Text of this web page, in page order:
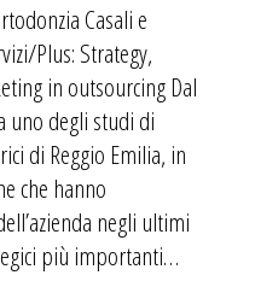
Casali e
Plus: Strategy,
in outsourcing Dal
uno degli studi di
di Reggio Emilia, in
che hanno
negli ultimi
più importanti…